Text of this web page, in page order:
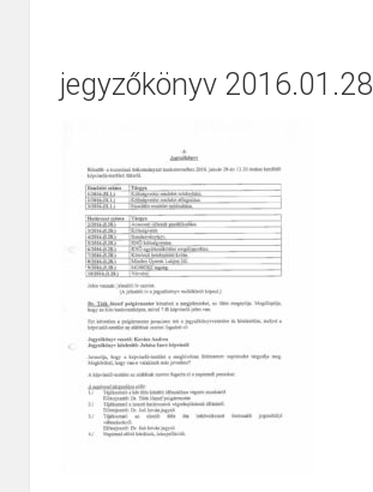
jegyzőkönyv 2016.01.28